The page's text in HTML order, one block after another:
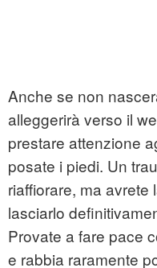
Anche se non
alleggerirà verso il
prestare attenzione
posate i piedi. Un
riaffiorare, ma
lasciarlo
Provate a fare pace
e rabbia raramente